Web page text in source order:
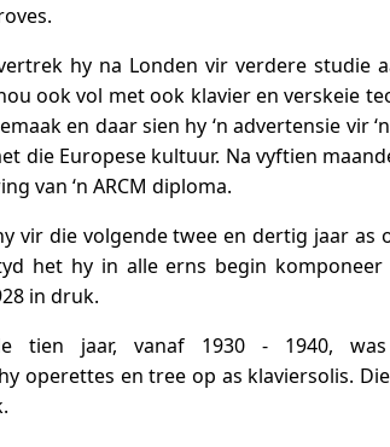
hy na Londen vir verdere studie
ook vol met ook klavier en verskeie
en daar sien hy ‘n advertensie vir
die Europese kultuur. Na vyftien
van ‘n ARCM diploma.
vir die volgende twee en dertig jaar as
het hy in alle erns begin
in druk.
tien jaar, vanaf 1930 - 1940,
operettes en tree op as klaviersolis.